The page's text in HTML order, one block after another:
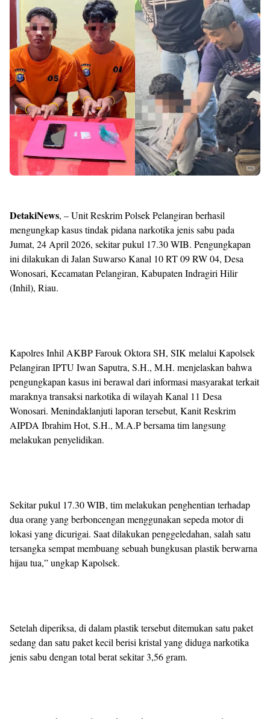
DetakiNews, – Unit Reskrim Polsek Pelangiran berhasil
mengungkap kasus tindak pidana narkotika jenis sabu pada
Jumat, 24 April 2026, sekitar pukul 17.30 WIB. Pengungkapan
ini dilakukan di Jalan Suwarso Kanal 10 RT 09 RW 04, Desa
Wonosari, Kecamatan Pelangiran, Kabupaten Indragiri Hilir
(Inhil), Riau.
Kapolres Inhil AKBP Farouk Oktora SH, SIK melalui Kapolsek
Pelangiran IPTU Iwan Saputra, S.H., M.H. menjelaskan bahwa
pengungkapan kasus ini berawal dari informasi masyarakat terkait
maraknya transaksi narkotika di wilayah Kanal 11 Desa
Wonosari. Menindaklanjuti laporan tersebut, Kanit Reskrim
AIPDA Ibrahim Hot, S.H., M.A.P bersama tim langsung
melakukan penyelidikan.
Sekitar pukul 17.30 WIB, tim melakukan penghentian terhadap
dua orang yang berboncengan menggunakan sepeda motor di
lokasi yang dicurigai. Saat dilakukan penggeledahan, salah satu
tersangka sempat membuang sebuah bungkusan plastik berwarna
hijau tua,” ungkap Kapolsek.
Setelah diperiksa, di dalam plastik tersebut ditemukan satu paket
sedang dan satu paket kecil berisi kristal yang diduga narkotika
jenis sabu dengan total berat sekitar 3,56 gram.